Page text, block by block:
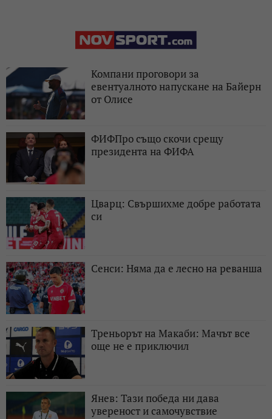
Компани проговори за
евентуалното напускане на Байерн
от Олисе
ФИФПро също скочи срещу
президента на ФИФА
Цварц: Свършихме добре работата
си
Сенси: Няма да е лесно на реванша
Треньорът на Макаби: Мачът все
още не е приключил
Янев: Тази победа ни дава
увереност и самочувствие